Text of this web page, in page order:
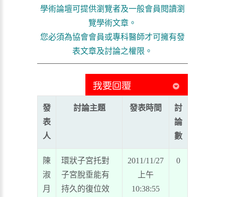
學術論壇可提供瀏覽者及一般會員閱讀瀏
覽學術文章。
您必須為協會會員或專科醫師才可擁有發
表文章及討論之權限。
發
表
人
討論主題 發表時間
討
論
數
陳
淑
月
環狀子宮托對
子宮脫垂能有
持久的復位效
2011/11/27
上午
10:38:55
0